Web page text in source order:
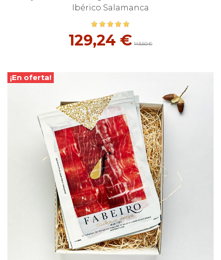
Ibérico Salamanca
129,24 € 143,60 €
¡En oferta!